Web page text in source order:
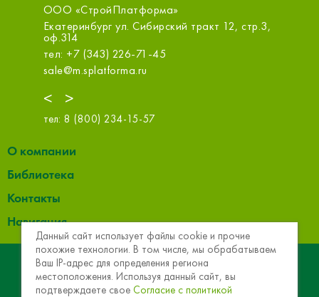
<
ООО «СтройПлатформа»
Екатеринбург ул. Сибирский тракт 12, стр.3,
оф.314
тел: +7 (343) 226-71-45
sale@m.splatforma.ru
ООО
>
тел: 8 (800) 234-15-57
О компании
Библиотека
Контакты
Навигация
© 2013 - 2026 Эковер. Базальтовая теплоизоляция и
звукоизоляция
Данный сайт использует файлы cookie и прочие
похожие технологии. В том числе, мы обрабатываем
Ваш IP-адрес для определения региона
местоположения. Используя данный сайт, вы
подтверждаете свое Согласие с политикой